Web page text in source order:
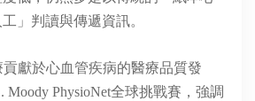
」判讀與傳遞資訊。
獻於心血管疾病的醫療品質發
Moody PhysioNet全球挑戰賽，強調